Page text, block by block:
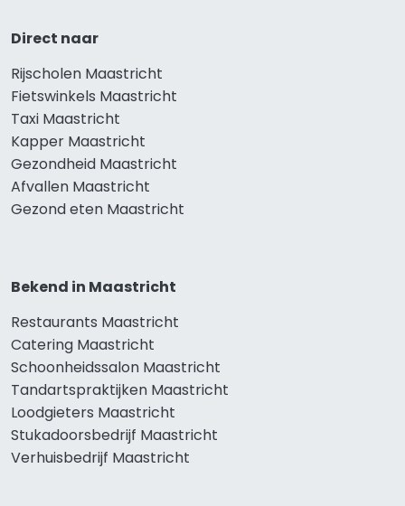
Direct naar
Rijscholen Maastricht
Fietswinkels Maastricht
Taxi Maastricht
Kapper Maastricht
Gezondheid Maastricht
Afvallen Maastricht
Gezond eten Maastricht
Bekend in Maastricht
Restaurants Maastricht
Catering Maastricht
Schoonheidssalon Maastricht
Tandartspraktijken Maastricht
Loodgieters Maastricht
Stukadoorsbedrijf Maastricht
Verhuisbedrijf Maastricht